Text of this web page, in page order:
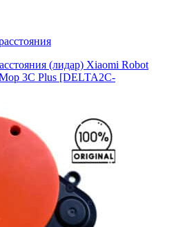
(лидар) Xiaomi Robot
3С Рlus [DELTA2C-